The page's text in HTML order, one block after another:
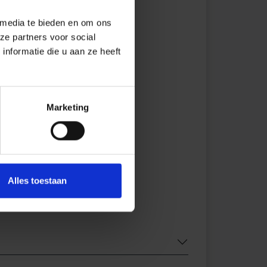
te bieden en om ons
partners voor social
die u aan ze heeft
Marketing
Alles toestaan